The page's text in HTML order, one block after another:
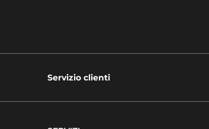
Servizio clienti